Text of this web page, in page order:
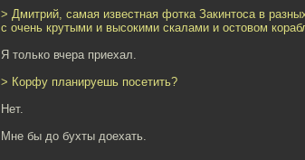
> Дмитрий, самая известная фотка Закинтоса в
с очень крутыми и высокими скалами и остовом
Я только вчера приехал.
> Корфу планируешь посетить?
Нет.
Мне бы до бухты доехать.